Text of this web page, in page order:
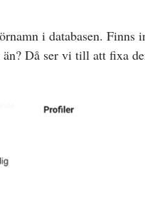
i databasen. Finns
än? Då ser vi till att fixa